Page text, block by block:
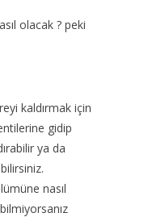
olacak ? peki
kaldırmak için
gidip
ya da
nasıl